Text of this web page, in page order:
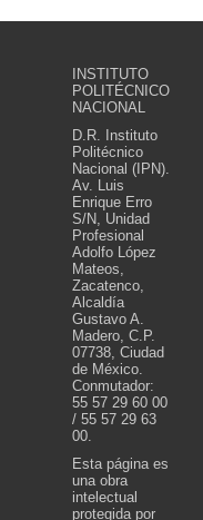
INSTITUTO
POLITÉCNICO
NACIONAL
D.R. Instituto
Politécnico
Nacional (IPN).
Av. Luis
Enrique Erro
S/N, Unidad
Profesional
Adolfo López
Mateos,
Zacatenco,
Alcaldía
Gustavo A.
Madero, C.P.
07738, Ciudad
de México.
Conmutador:
55 57 29 60 00
/ 55 57 29 63
00.
Esta página es
una obra
intelectual
protegida por